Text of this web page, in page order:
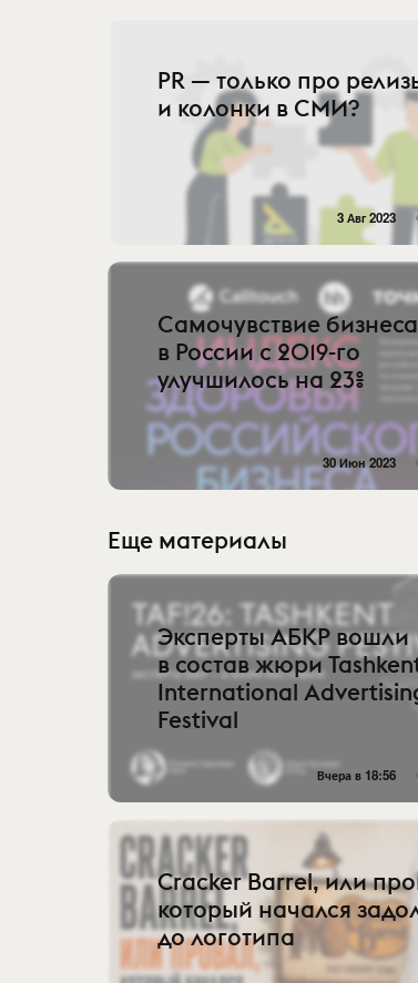
PR — только про
и колонки в СМИ?
3 Авг 2023
Самочувствие бизнеса
в России с 2019-го
улучшилось на 23%
30 Июн 2023
Еще материалы
Эксперты АБКР вошли
в состав жюри
International
Festival
Вчера в 18:56
Cracker Barrel, или
который начался
до логотипа